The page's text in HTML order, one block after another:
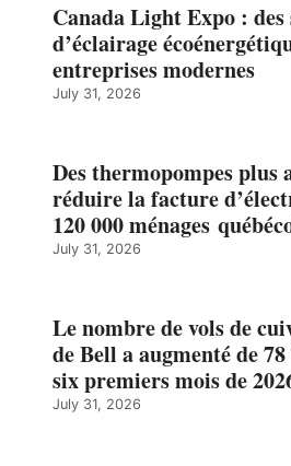
Canada Light Expo :
d’éclairage
entreprises modernes
July 31, 2026
Des thermopompes plus
réduire la facture
120 000 ménages
July 31, 2026
Le nombre de vols de
de Bell a augmenté de
six premiers mois de
July 31, 2026